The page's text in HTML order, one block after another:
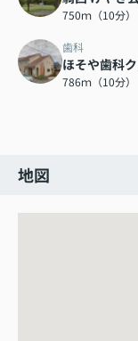
750ｍ（10分）
歯科
ほそや歯科
786ｍ（10分）
地図